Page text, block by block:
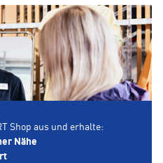
Shop aus und erhalte:
Nähe